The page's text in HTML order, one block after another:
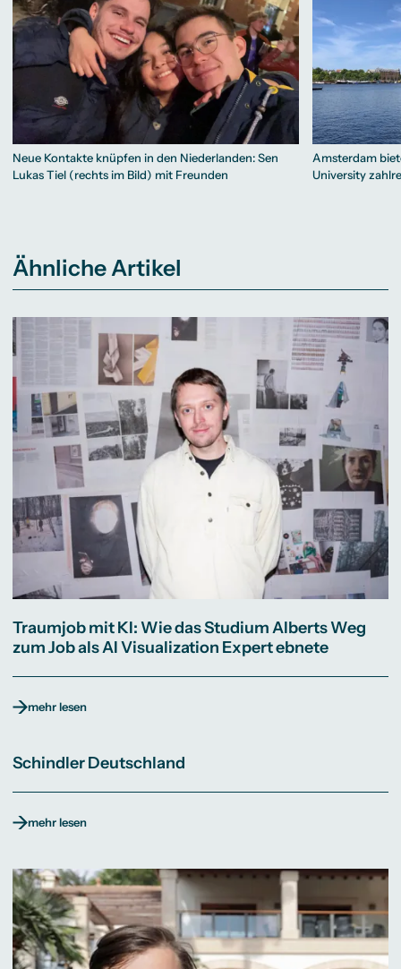
Neue Kontakte knüpfen in den Niederlanden: Sen
Lukas Tiel (rechts im Bild) mit Freunden
Amsterdam
University
Ähnliche Artikel
Traumjob mit KI: Wie das Studium Alberts Weg
zum Job als AI Visualization Expert ebnete
mehr lesen
Schindler Deutschland
mehr lesen